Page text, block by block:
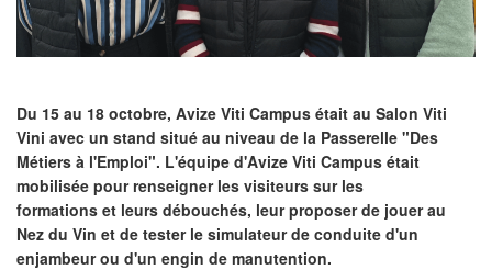
Du 15 au 18 octobre, Avize Viti Campus était au Salon Viti
Vini avec un stand situé au niveau de la Passerelle "Des
Métiers à l'Emploi". L'équipe d'Avize Viti Campus était
mobilisée pour renseigner les visiteurs sur les
formations et leurs débouchés, leur proposer de jouer au
Nez du Vin et de tester le simulateur de conduite d'un
enjambeur ou d'un engin de manutention.